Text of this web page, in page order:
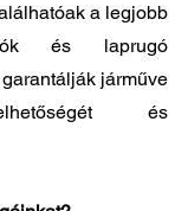
a legjobb
és laprugó
járműve
és